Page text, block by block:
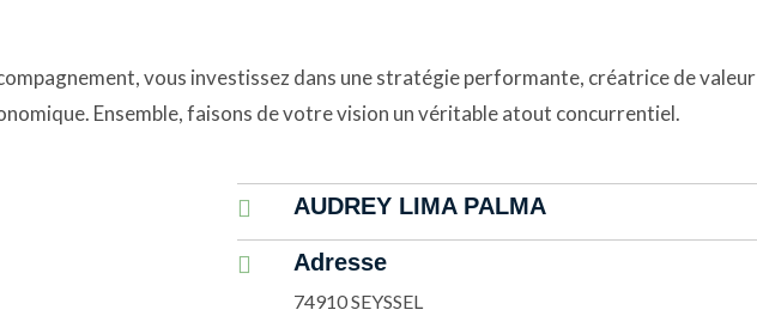
vous investissez dans une stratégie performante, créatrice de valeur
Ensemble, faisons de votre vision un véritable atout concurrentiel.
 AUDREY LIMA PALMA
 Adresse
74910 SEYSSEL